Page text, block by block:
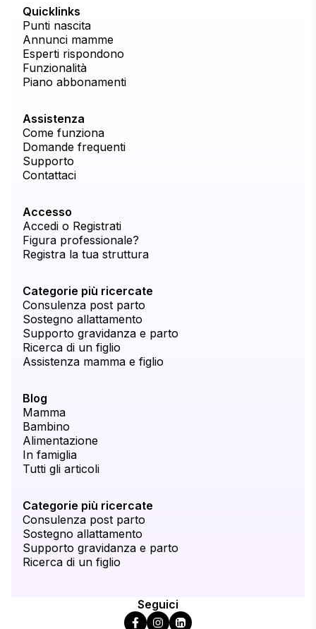
Quicklinks
Punti nascita
Annunci mamme
Esperti rispondono
Funzionalità
Piano abbonamenti
Assistenza
Come funziona
Domande frequenti
Supporto
Contattaci
Accesso
Accedi o Registrati
Figura professionale?
Registra la tua struttura
Categorie più ricercate
Consulenza post parto
Sostegno allattamento
Supporto gravidanza e parto
Ricerca di un figlio
Assistenza mamma e figlio
Blog
Mamma
Bambino
Alimentazione
In famiglia
Tutti gli articoli
Categorie più ricercate
Consulenza post parto
Sostegno allattamento
Supporto gravidanza e parto
Ricerca di un figlio
Seguici